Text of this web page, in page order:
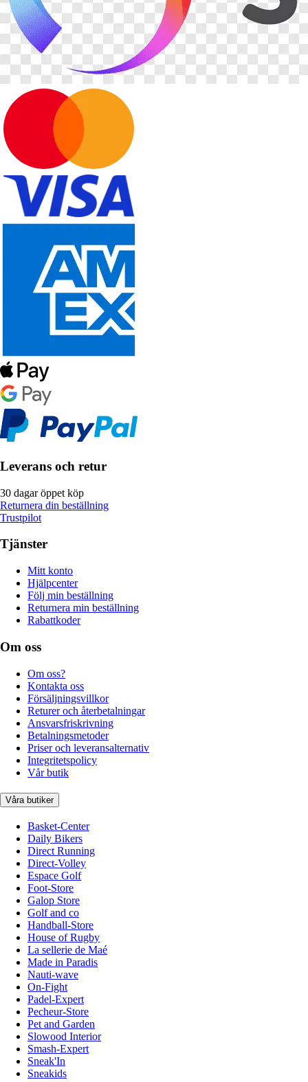
Leverans och retur
30 dagar öppet köp
Returnera din beställning
Trustpilot
Tjänster
Mitt konto
Hjälpcenter
Följ min beställning
Returnera min beställning
Rabattkoder
Om oss
Om oss?
Kontakta oss
Försäljningsvillkor
Returer och återbetalningar
Ansvarsfriskrivning
Betalningsmetoder
Priser och leveransalternativ
Integritetspolicy
Vår butik
Våra butiker
Basket-Center
Daily Bikers
Direct Running
Direct-Volley
Espace Golf
Foot-Store
Galop Store
Golf and co
Handball-Store
House of Rugby
La sellerie de Maé
Made in Paradis
Nauti-wave
On-Fight
Padel-Expert
Pecheur-Store
Pet and Garden
Slowood Interior
Smash-Expert
Sneak'In
Sneakids